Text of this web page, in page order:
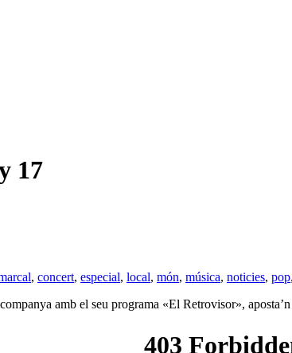
17
, concert, especial, local, món, música, noticies, pop,
amb el seu programa «El Retrovisor»,